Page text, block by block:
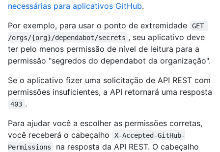
necessárias para aplicativos GitHub.
Por exemplo, para usar o ponto de extremidade
GET
/orgs/{org}/dependabot/secrets , seu aplicativo deve
ter pelo menos permissão de nível de leitura para a
permissão "segredos do dependabot da organização".
Se o aplicativo fizer uma solicitação de API REST com
permissões insuficientes, a API retornará uma resposta
403 .
Para ajudar você a escolher as permissões corretas,
você receberá o cabeçalho
X-Accepted-GitHub-
Permissions
na resposta da API REST. O cabeçalho